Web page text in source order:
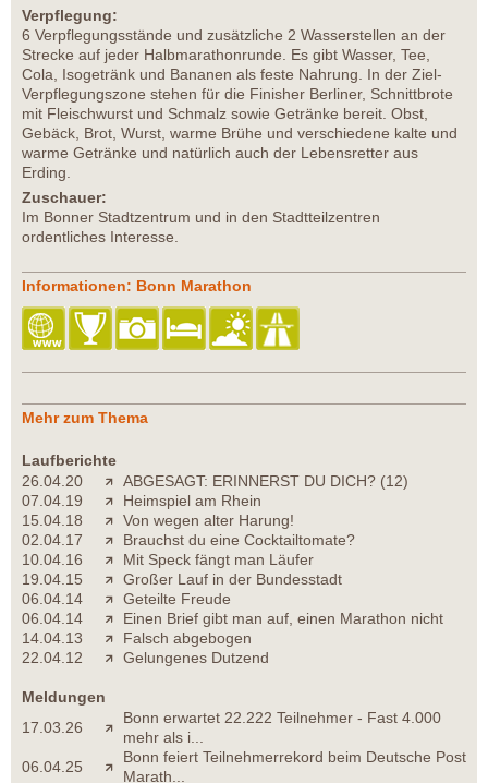
Verpflegung:
6 Verpflegungsstände und zusätzliche 2 Wasserstellen an der
Strecke auf jeder Halbmarathonrunde. Es gibt Wasser, Tee,
Cola, Isogetränk und Bananen als feste Nahrung. In der Ziel-
Verpflegungszone stehen für die Finisher Berliner, Schnittbrote
mit Fleischwurst und Schmalz sowie Getränke bereit. Obst,
Gebäck, Brot, Wurst, warme Brühe und verschiedene kalte und
warme Getränke und natürlich auch der Lebensretter aus
Erding.
Zuschauer:
Im Bonner Stadtzentrum und in den Stadtteilzentren
ordentliches Interesse.
Informationen: Bonn Marathon
Mehr zum Thema
Laufberichte
26.04.20
ABGESAGT: ERINNERST DU DICH? (12)
07.04.19
Heimspiel am Rhein
15.04.18
Von wegen alter Harung!
02.04.17
Brauchst du eine Cocktailtomate?
10.04.16
Mit Speck fängt man Läufer
19.04.15
Großer Lauf in der Bundesstadt
06.04.14
Geteilte Freude
06.04.14
Einen Brief gibt man auf, einen Marathon nicht
14.04.13
Falsch abgebogen
22.04.12
Gelungenes Dutzend
Meldungen
17.03.26
Bonn erwartet 22.222 Teilnehmer - Fast 4.000
mehr als i...
06.04.25
Bonn feiert Teilnehmerrekord beim Deutsche Post
Marath...